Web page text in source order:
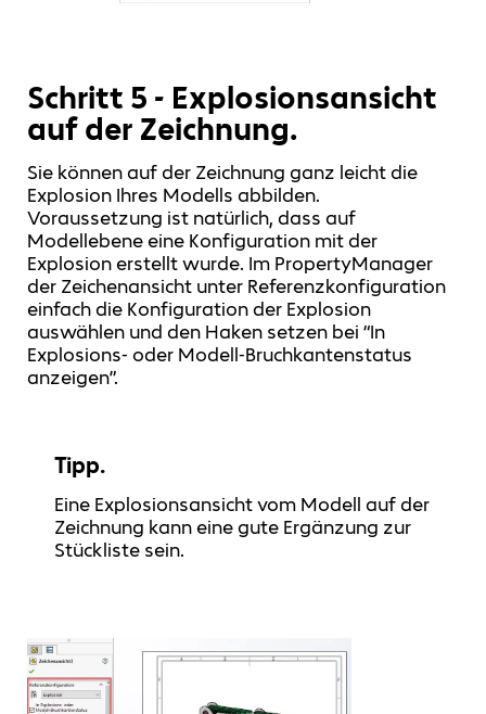
Schritt 5 - Explosionsansicht
auf der Zeichnung.
Sie können auf der Zeichnung ganz leicht die
Explosion Ihres Modells abbilden.
Voraussetzung ist natürlich, dass auf
Modellebene eine Konfiguration mit der
Explosion erstellt wurde. Im PropertyManager
der Zeichenansicht unter Referenzkonfiguration
einfach die Konfiguration der Explosion
auswählen und den Haken setzen bei “In
Explosions- oder Modell-Bruchkantenstatus
anzeigen”.
Tipp.
Eine Explosionsansicht vom Modell auf der
Zeichnung kann eine gute Ergänzung zur
Stückliste sein.